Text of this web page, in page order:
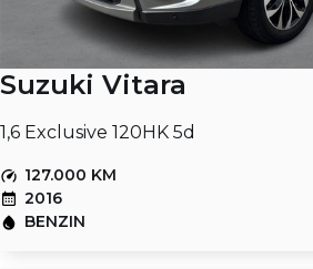
Suzuki Vitara
1,6 Exclusive 120HK 5d
127.000 KM
2016
BENZIN